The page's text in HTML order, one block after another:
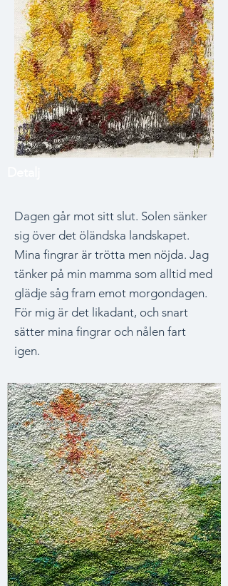
Dagen går mot sitt slut. Solen sänker
sig över det öländska landskapet.
Mina fingrar är trötta men nöjda. Jag
tänker på min mamma som alltid med
glädje såg fram emot morgondagen.
För mig är det likadant, och snart
sätter mina fingrar och nålen fart
igen.